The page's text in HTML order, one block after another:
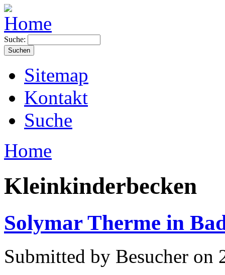
Suche:
Sitemap
Kontakt
Suche
Home
Kleinkinderbecken
Solymar Therme in
Submitted by Besucher on